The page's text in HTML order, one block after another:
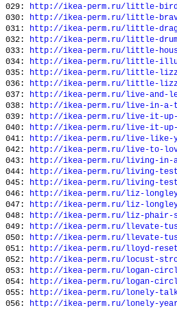
029: http://ikea-perm.ru/little-
030: http://ikea-perm.ru/little-
031: http://ikea-perm.ru/little-
032: http://ikea-perm.ru/little-
033: http://ikea-perm.ru/little-
034: http://ikea-perm.ru/little-
035: http://ikea-perm.ru/little-
036: http://ikea-perm.ru/little-
037: http://ikea-perm.ru/live-and-
038: http://ikea-perm.ru/live-in-a-
039: http://ikea-perm.ru/live-it-
040: http://ikea-perm.ru/live-it-
041: http://ikea-perm.ru/live-like-
042: http://ikea-perm.ru/live-to-
043: http://ikea-perm.ru/living-in-
044: http://ikea-perm.ru/living-
045: http://ikea-perm.ru/living-
046: http://ikea-perm.ru/liz-
047: http://ikea-perm.ru/liz-
048: http://ikea-perm.ru/liz-phair-
049: http://ikea-perm.ru/llevate-
050: http://ikea-perm.ru/llevate-
051: http://ikea-perm.ru/lloyd-
052: http://ikea-perm.ru/locust-
053: http://ikea-perm.ru/logan-
054: http://ikea-perm.ru/logan-
055: http://ikea-perm.ru/lonely-
056: http://ikea-perm.ru/lonely-